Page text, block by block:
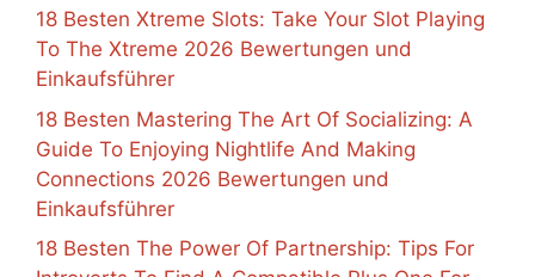
18 Besten Xtreme Slots: Take Your Slot Playing
To The Xtreme 2026 Bewertungen und
Einkaufsführer
18 Besten Mastering The Art Of Socializing: A
Guide To Enjoying Nightlife And Making
Connections 2026 Bewertungen und
Einkaufsführer
18 Besten The Power Of Partnership: Tips For